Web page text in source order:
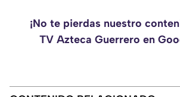
¡No te pierdas nuestro
TV Azteca Guerrero en